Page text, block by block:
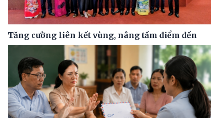
Tăng cường liên kết vùng, nâng tầm điểm đến